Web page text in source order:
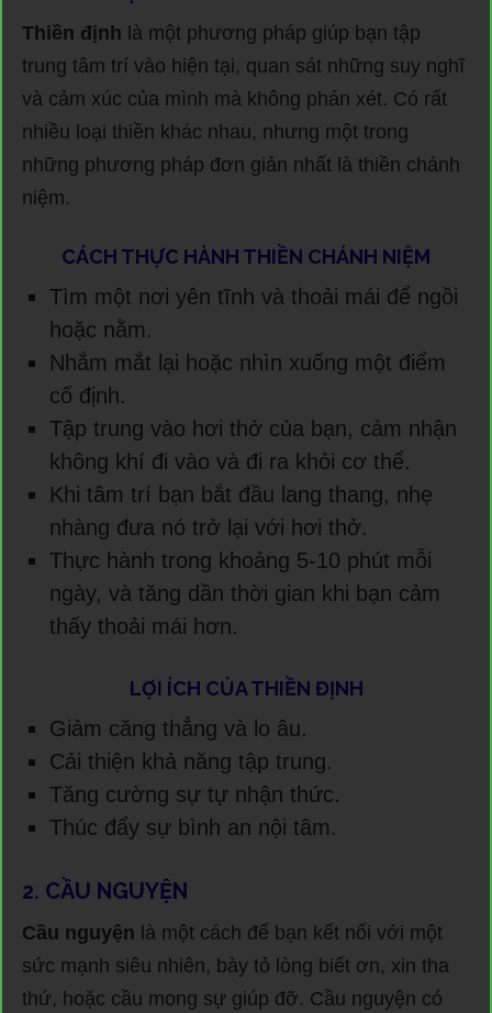
Thiền định là một phương pháp giúp bạn tập
trung tâm trí vào hiện tại, quan sát những suy nghĩ
và cảm xúc của mình mà không phán xét. Có rất
nhiều loại thiền khác nhau, nhưng một trong
những phương pháp đơn giản nhất là thiền chánh
niệm.
CÁCH THỰC HÀNH THIỀN CHÁNH NIỆM
Tìm một nơi yên tĩnh và thoải mái để ngồi
hoặc nằm.
Nhắm mắt lại hoặc nhìn xuống một điểm
cố định.
Tập trung vào hơi thở của bạn, cảm nhận
không khí đi vào và đi ra khỏi cơ thể.
Khi tâm trí bạn bắt đầu lang thang, nhẹ
nhàng đưa nó trở lại với hơi thở.
Thực hành trong khoảng 5-10 phút mỗi
ngày, và tăng dần thời gian khi bạn cảm
thấy thoải mái hơn.
LỢI ÍCH CỦA THIỀN ĐỊNH
Giảm căng thẳng và lo âu.
Cải thiện khả năng tập trung.
Tăng cường sự tự nhận thức.
Thúc đẩy sự bình an nội tâm.
2. CẦU NGUYỆN
Cầu nguyện là một cách để bạn kết nối với một
sức mạnh siêu nhiên, bày tỏ lòng biết ơn, xin tha
thứ, hoặc cầu mong sự giúp đỡ. Cầu nguyện có